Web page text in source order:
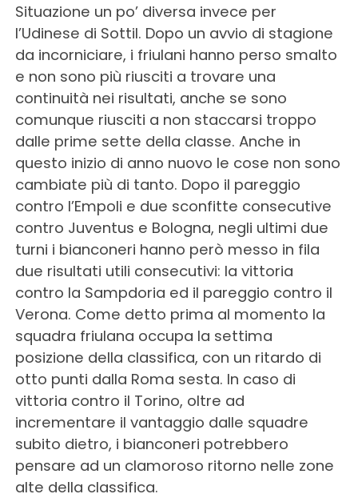
Situazione un po’ diversa invece per
l’Udinese di Sottil. Dopo un avvio di stagione
da incorniciare, i friulani hanno perso smalto
e non sono più riusciti a trovare una
continuità nei risultati, anche se sono
comunque riusciti a non staccarsi troppo
dalle prime sette della classe. Anche in
questo inizio di anno nuovo le cose non sono
cambiate più di tanto. Dopo il pareggio
contro l’Empoli e due sconfitte consecutive
contro Juventus e Bologna, negli ultimi due
turni i bianconeri hanno però messo in fila
due risultati utili consecutivi: la vittoria
contro la Sampdoria ed il pareggio contro il
Verona. Come detto prima al momento la
squadra friulana occupa la settima
posizione della classifica, con un ritardo di
otto punti dalla Roma sesta. In caso di
vittoria contro il Torino, oltre ad
incrementare il vantaggio dalle squadre
subito dietro, i bianconeri potrebbero
pensare ad un clamoroso ritorno nelle zone
alte della classifica.